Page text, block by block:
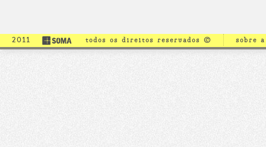
2011 todos os direitos reservados © sobre